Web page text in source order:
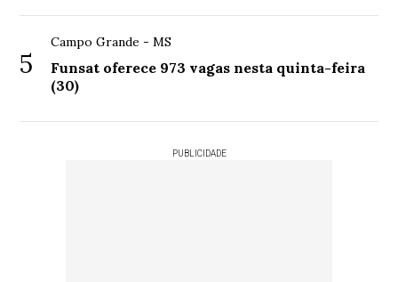
5
Campo Grande - MS
Funsat oferece 973 vagas nesta quinta-feira
(30)
PUBLICIDADE